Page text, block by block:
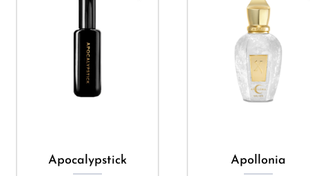
Apocalypstick Apollonia